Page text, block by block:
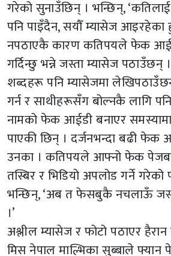
गरेको सुनाउँछिन् । भन्छिन्, ‘कतिलाई
पनि पाइँदैन, सयौँ म्यासेज आइरहेका
नपठाएकै कारण कतिपयले फेक
गर्दिन्छु भन्ने जस्ता म्यासेज पठाउँछन्
शब्दहरू पनि म्यासेजमा
गर्न र साथीहरूसँग बोल्नकै लागि
नामको फेक आईडी बनाएर
पाएकी छिन् । दर्जनभन्दा बढी
उनका । कतिपयले आफ्नो फेक
तस्बिर र भिडियो अपलोड गर्ने गरेको
भन्छिन्, ‘अब त फेसबुकै नचलाऊँ
।’
अश्लील म्यासेज र फोटो पठाएर हैरान
मिस नेपाल माल्भिका सुब्बाले